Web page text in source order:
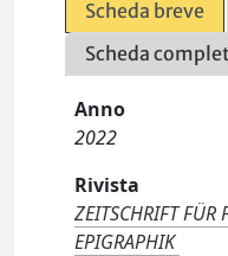
Scheda breve
Scheda
Anno
2022
Rivista
ZEITSCHRIFT FÜR
EPIGRAPHIK